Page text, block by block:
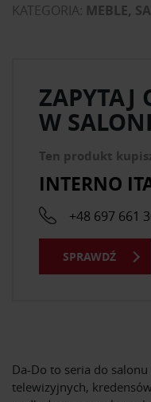
KATEGORIA: MEBLE,
Da-Do to seria do salonu
telewizyjnych,
ZAPYTAJ
W
Ten produkt
INTERNO
+48 697 661
SPRAWDŹ